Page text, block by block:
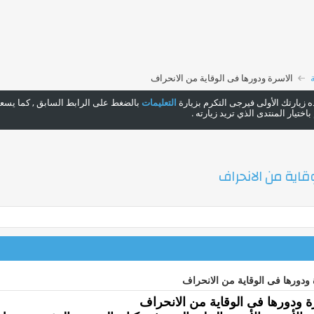
الاسرة ودورها فى الوقاية من الانحراف
زيارتك الأولى فيرجى التكرم بزيارة التعليمات بالضغط على الرابط السابق , كما
المنتدى الذي تريد زيارته .
من الانحراف
ودورها فى الوقاية من الانحراف
ودورها فى الوقاية من الانحراف